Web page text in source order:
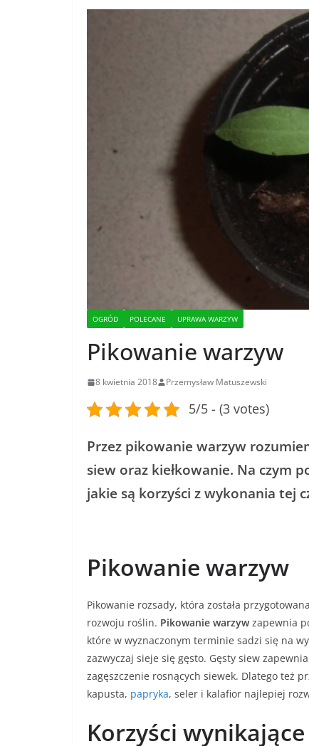
OGRÓD POLECANE UPRAWA WARZYW
Pikowanie warzyw
8 kwietnia 2018 Przemysław Matuszewski
5/5 - (3 votes)
Przez pikowanie warzyw
siew oraz kiełkowanie. Na czym
jakie są korzyści z wykonania tej
Pikowanie warzyw
Pikowanie rozsady, która została
rozwoju roślin. Pikowanie warzywzapewnia
które w wyznaczonym terminie sadzi się na
zazwyczaj sieje się gęsto. Gęsty siew
zagęszczenie rosnących siewek. Dlatego też
kapusta, papryka, seler i kalafior najlepiej
Korzyści